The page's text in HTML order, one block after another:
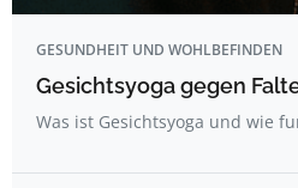
GESUNDHEIT UND WOHLBEFINDEN
Gesichtsyoga gegen
Was ist Gesichtsyoga und wie